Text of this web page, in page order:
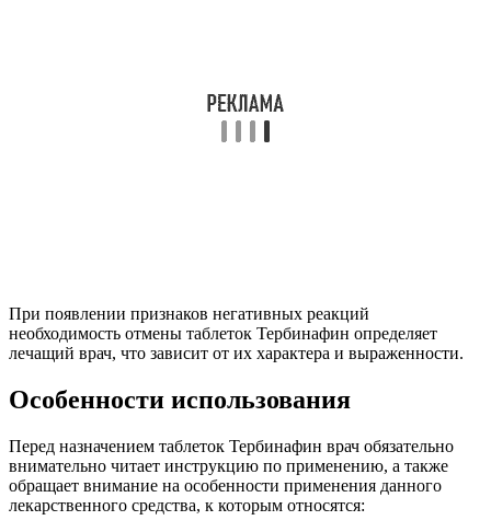
При появлении признаков негативных реакций
необходимость отмены таблеток Тербинафин определяет
лечащий врач, что зависит от их характера и выраженности.
Особенности использования
Перед назначением таблеток Тербинафин врач обязательно
внимательно читает инструкцию по применению, а также
обращает внимание на особенности применения данного
лекарственного средства, к которым относятся: